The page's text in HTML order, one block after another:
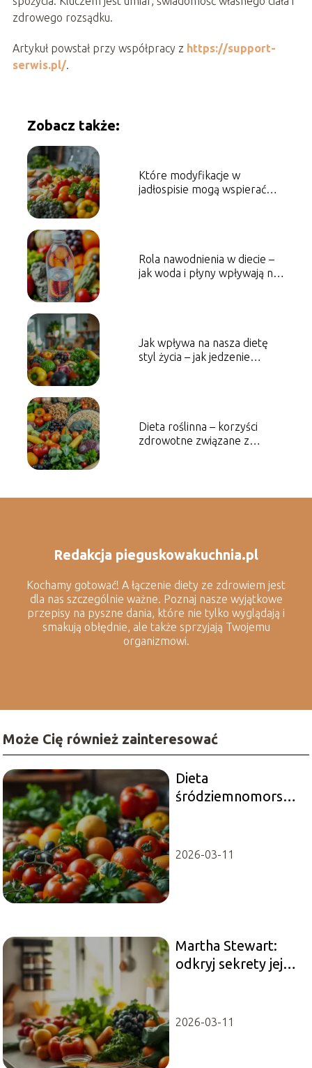
zdrowego rozsądku.
Artykuł powstał przy współpracy z https://support-
serwis.pl/.
Zobacz także:
Które modyfikacje w
jadłospisie mogą wspierać
Rola nawodnienia w diecie –
jak woda i płyny wpływają na
Jak wpływa na nasza dietę
styl życia – jak jedzenie
Dieta roślinna – korzyści
zdrowotne związane z
Redakcja pieguskowakuchnia.pl
Kochamy gotować! A łączenie diety ze zdrowiem jest
dla nas szczególnie ważne. Poznaj nasze wyjątkowe
przepisy na pyszne dania, które nie tylko wyglądają i
smakują obłędnie, ale także sprzyjają Twojemu
organizmowi.
Może Cię również zainteresować
Dieta
śródziemnomorska
zdrowia
2026-03-11
Martha Stewart:
odkryj sekrety jej
2026-03-11